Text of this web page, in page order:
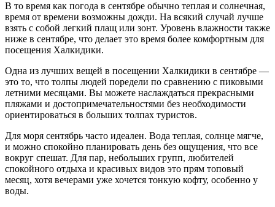
В то время как погода в сентябре обычно теплая и солнечная,
время от времени возможны дожди. На всякий случай лучше
взять с собой легкий плащ или зонт. Уровень влажности также
ниже в сентябре, что делает это время более комфортным для
посещения Халкидики.
Одна из лучших вещей в посещении Халкидики в сентябре —
это то, что толпы людей поредели по сравнению с пиковыми
летними месяцами. Вы можете наслаждаться прекрасными
пляжами и достопримечательностями без необходимости
ориентироваться в больших толпах туристов.
Для моря сентябрь часто идеален. Вода теплая, солнце мягче,
и можно спокойно планировать день без ощущения, что все
вокруг спешат. Для пар, небольших групп, любителей
спокойного отдыха и красивых видов это прям топовый
месяц, хотя вечерами уже хочется тонкую кофту, особенно у
воды.